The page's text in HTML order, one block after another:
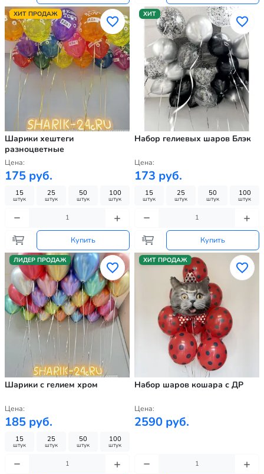
ХИТ ПРОДАЖ
Шарики хештеги
разноцветные
Цена:
175 руб.
15
штук
25
штук
50
штук
100
штук
Купить
ХИТ
Набор гелиевых шаров Блэк
Цена:
173 руб.
15
штук
25
штук
50
штук
100
штук
Купить
ЛИДЕР ПРОДАЖ
Шарики с гелием хром
Цена:
185 руб.
15
штук
25
штук
50
штук
100
штук
ХИТ ПРОДАЖ
Набор шаров кошара с ДР
Цена:
2590 руб.